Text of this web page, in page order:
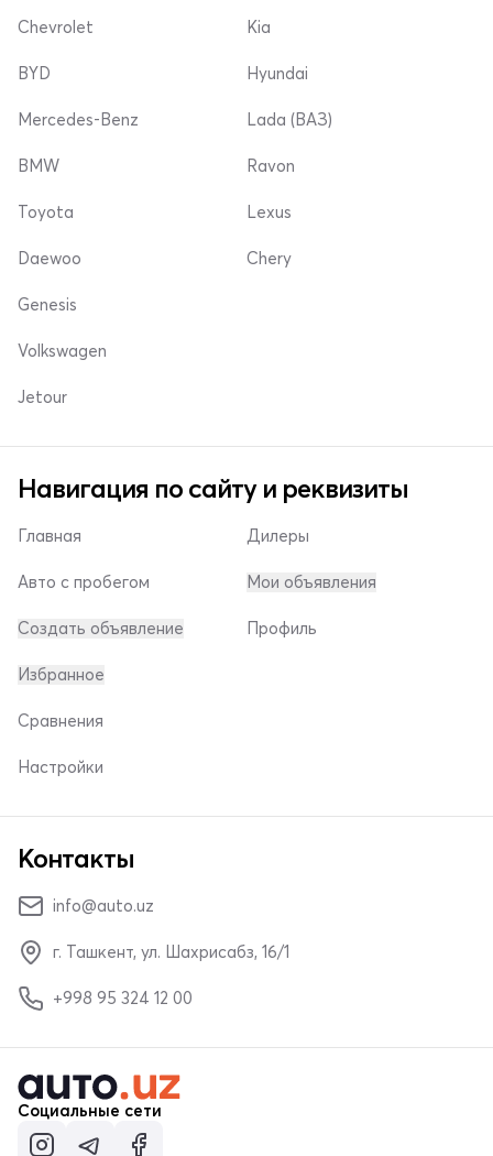
Chevrolet
BYD
Mercedes-Benz
Kia
Hyundai
Lada (ВАЗ)
BMW
Toyota
Daewoo
Ravon
Lexus
Chery
Genesis
Volkswagen
Jetour
Навигация по сайту и реквизиты
Главная
Авто с пробегом
Создать объявление
Дилеры
Мои объявления
Профиль
Избранное
Сравнения
Настройки
Контакты
info@auto.uz
г. Ташкент, ул. Шахрисабз, 16/1
+998 95 324 12 00
Социальные сети